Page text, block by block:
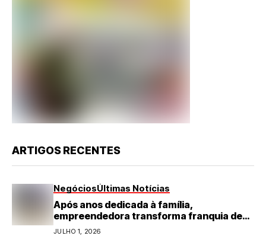
ARTIGOS RECENTES
NegóciosÚltimas Notícias
Após anos dedicada à família,
empreendedora transforma franquia de
turismo em negócio de destaque no RN
JULHO 1, 2026